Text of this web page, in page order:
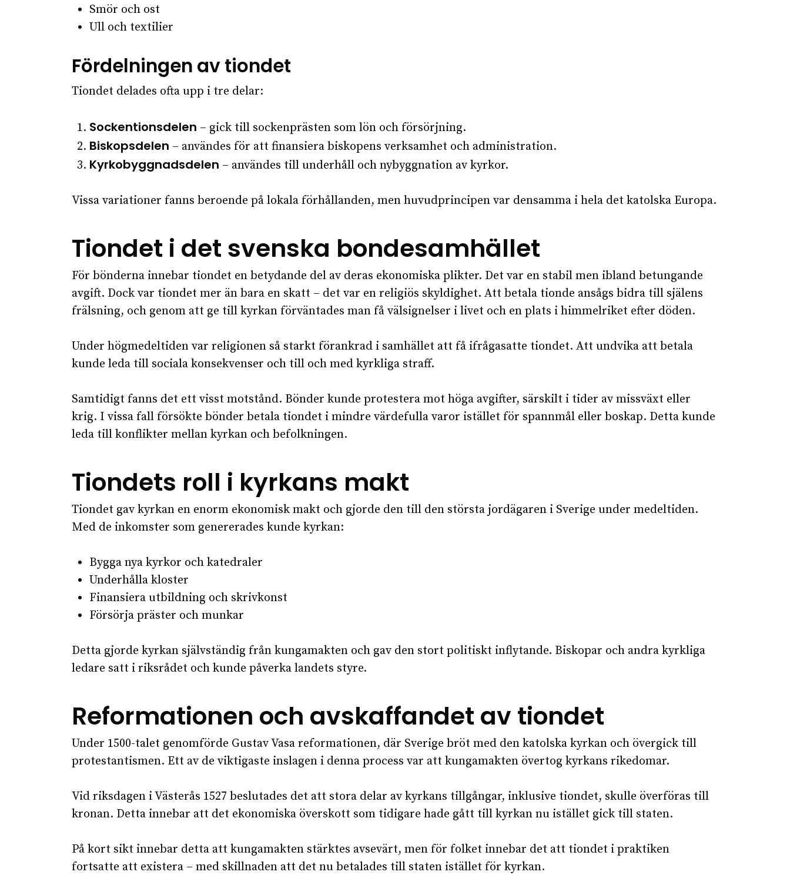
Smör och ost
Ull och textilier
Fördelningen av tiondet
Tiondet delades ofta upp i tre delar:
Sockentionsdelen – gick till sockenprästen som lön och försörjning.
Biskopsdelen – användes för att finansiera biskopens verksamhet och administration.
Kyrkobyggnadsdelen – användes till underhåll och nybyggnation av kyrkor.
Vissa variationer fanns beroende på lokala förhållanden, men huvudprincipen var densamma i hela det katolska Europa.
Tiondet i det svenska bondesamhället
För bönderna innebar tiondet en betydande del av deras ekonomiska plikter. Det var en stabil men ibland betungande
avgift. Dock var tiondet mer än bara en skatt – det var en religiös skyldighet. Att betala tionde ansågs bidra till själens
frälsning, och genom att ge till kyrkan förväntades man få välsignelser i livet och en plats i himmelriket efter döden.
Under högmedeltiden var religionen så starkt förankrad i samhället att få ifrågasatte tiondet. Att undvika att betala
kunde leda till sociala konsekvenser och till och med kyrkliga straff.
Samtidigt fanns det ett visst motstånd. Bönder kunde protestera mot höga avgifter, särskilt i tider av missväxt eller
krig. I vissa fall försökte bönder betala tiondet i mindre värdefulla varor istället för spannmål eller boskap. Detta kunde
leda till konflikter mellan kyrkan och befolkningen.
Tiondets roll i kyrkans makt
Tiondet gav kyrkan en enorm ekonomisk makt och gjorde den till den största jordägaren i Sverige under medeltiden.
Med de inkomster som genererades kunde kyrkan:
Bygga nya kyrkor och katedraler
Underhålla kloster
Finansiera utbildning och skrivkonst
Försörja präster och munkar
Detta gjorde kyrkan självständig från kungamakten och gav den stort politiskt inflytande. Biskopar och andra kyrkliga
ledare satt i riksrådet och kunde påverka landets styre.
Reformationen och avskaffandet av tiondet
Under 1500-talet genomförde Gustav Vasa reformationen, där Sverige bröt med den katolska kyrkan och övergick till
protestantismen. Ett av de viktigaste inslagen i denna process var att kungamakten övertog kyrkans rikedomar.
Vid riksdagen i Västerås 1527 beslutades det att stora delar av kyrkans tillgångar, inklusive tiondet, skulle överföras till
kronan. Detta innebar att det ekonomiska överskott som tidigare hade gått till kyrkan nu istället gick till staten.
På kort sikt innebar detta att kungamakten stärktes avsevärt, men för folket innebar det att tiondet i praktiken
fortsatte att existera – med skillnaden att det nu betalades till staten istället för kyrkan.